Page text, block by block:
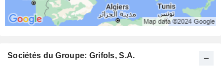
Sociétés du Groupe: Grifols, S.A.